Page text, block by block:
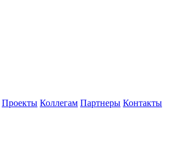
Проекты Коллегам Партнеры Контакты